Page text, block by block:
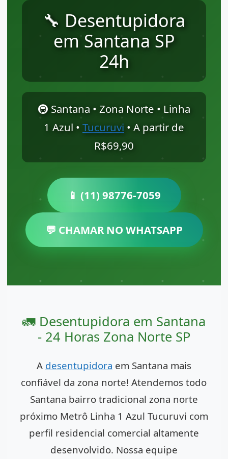
🔧 Desentupidora
em Santana SP
24h
🚇 Santana • Zona Norte • Linha
1 Azul • Tucuruvi • A partir de
R$69,90
📱 (11) 98776-7059
💬 CHAMAR NO WHATSAPP
🚛 Desentupidora em Santana
- 24 Horas Zona Norte SP
A desentupidora em Santana mais
confiável da zona norte! Atendemos todo
Santana bairro tradicional zona norte
próximo Metrô Linha 1 Azul Tucuruvi com
perfil residencial comercial altamente
desenvolvido. Nossa equipe